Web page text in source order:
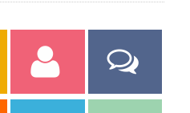
Servidor
Fale Com a